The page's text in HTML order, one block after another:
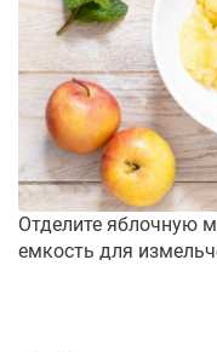
Отделите яблочную
емкость для